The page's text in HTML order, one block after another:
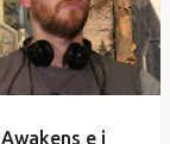
e i